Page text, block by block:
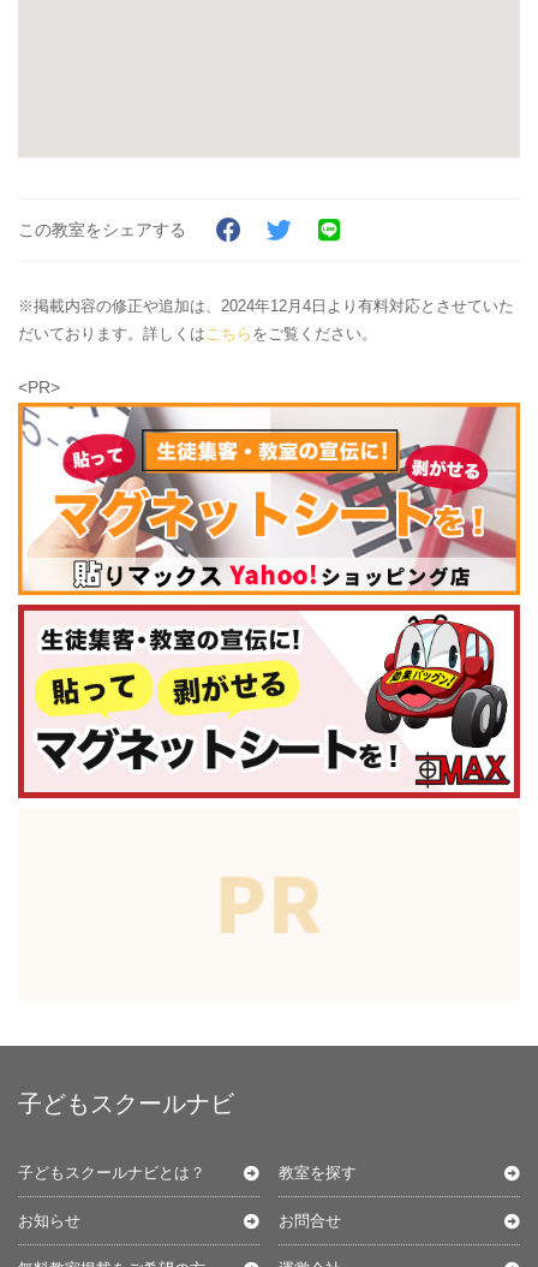
この教室をシェアする
※掲載内容の修正や追加は、2024年12月4日より有料対応とさせていた
だいております。詳しくはこちら をご覧ください。
<PR>
子どもスクールナビ
子どもスクールナビとは？ 教室を探す
お知らせ お問合せ